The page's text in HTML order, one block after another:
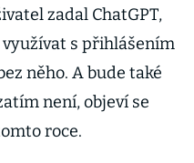
zadal ChatGPT,
s přihlášením
něho. A bude také
není, objeví se
roce.